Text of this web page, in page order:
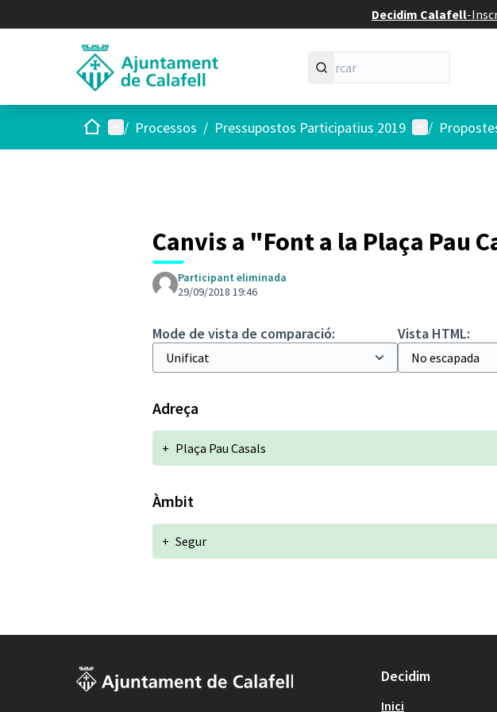
Decidim Calafell-
Inici Menú principal
/ Processos / Pressupostos Participatius 2019 Menú d'usuari
/
Canvis a "Font a la Plaça Pau
Participant eliminada
29/09/2018 19:46
Mode de vista de comparació:
Vista HTML:
Adreça
+ Plaça Pau Casals
Àmbit
+ Segur
Decidim
Inici